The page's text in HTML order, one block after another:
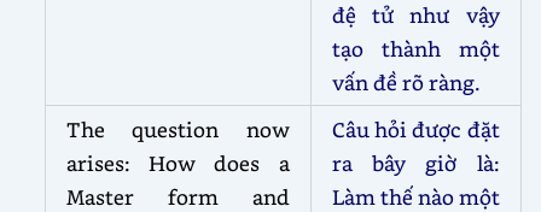
đệ tử như vậy
tạo thành một
vấn đề rõ ràng.
The question now
arises: How does a
Master form and
Câu hỏi được đặt
ra bây giờ là:
Làm thế nào một